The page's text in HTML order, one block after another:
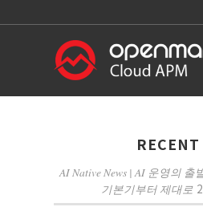
AI Native News | AI 운영의 출
기본기부터 제대로